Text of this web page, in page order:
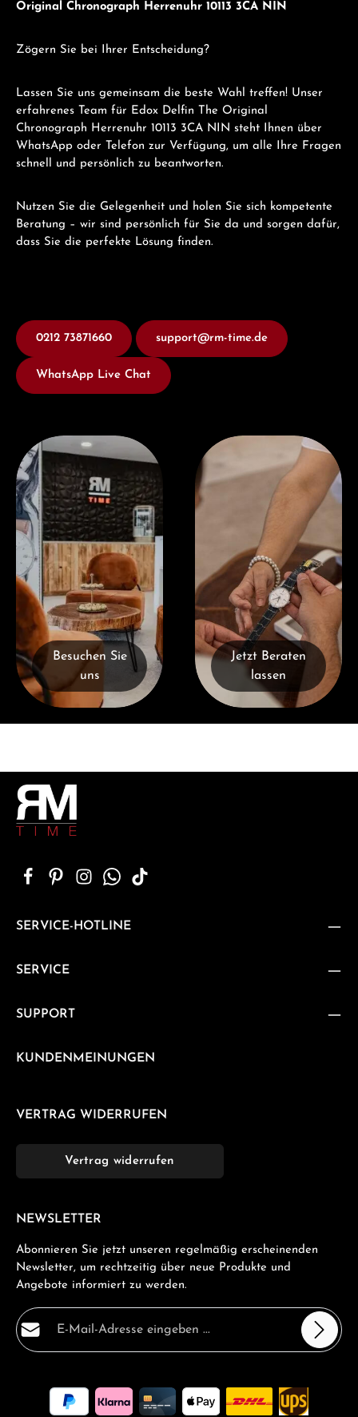
Original Chronograph Herrenuhr 10113 3CA NIN
Zögern Sie bei Ihrer Entscheidung?
Lassen Sie uns gemeinsam die beste Wahl treffen! Unser
erfahrenes Team für Edox Delfin The Original
Chronograph Herrenuhr 10113 3CA NIN steht Ihnen über
WhatsApp oder Telefon zur Verfügung, um alle Ihre Fragen
schnell und persönlich zu beantworten.
Nutzen Sie die Gelegenheit und holen Sie sich kompetente
Beratung – wir sind persönlich für Sie da und sorgen dafür,
dass Sie die perfekte Lösung finden.
0212 73871660 support@rm-time.de
WhatsApp Live Chat
Besuchen Sie uns
Besuchen Sie
uns
Jetzt Beraten lassen
Jetzt Beraten
lassen
SERVICE-HOTLINE
SERVICE
SUPPORT
KUNDENMEINUNGEN
VERTRAG WIDERRUFEN
Vertrag widerrufen
NEWSLETTER
Abonnieren Sie jetzt unseren regelmäßig erscheinenden
Newsletter, um rechtzeitig über neue Produkte und
Angebote informiert zu werden.
E-Mail-Adresse*
Ich habe die
Datenschutzbestimmungen
zur Kenntnis
genommen und dieAGBgelesen und bin mit ihnen
Pflichtfelder.